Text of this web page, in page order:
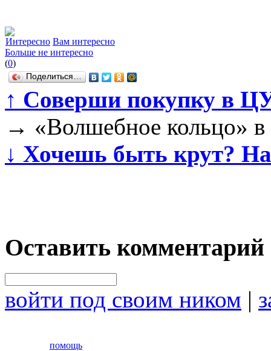
Интересно Вам интересно
Больше не интересно
(0)
Поделиться…
↑ Соверши покупку в
→ «Волшебное кольцо»
↓ Хочешь быть крут?
Оставить комментарий
войти под своим ником |
помощь